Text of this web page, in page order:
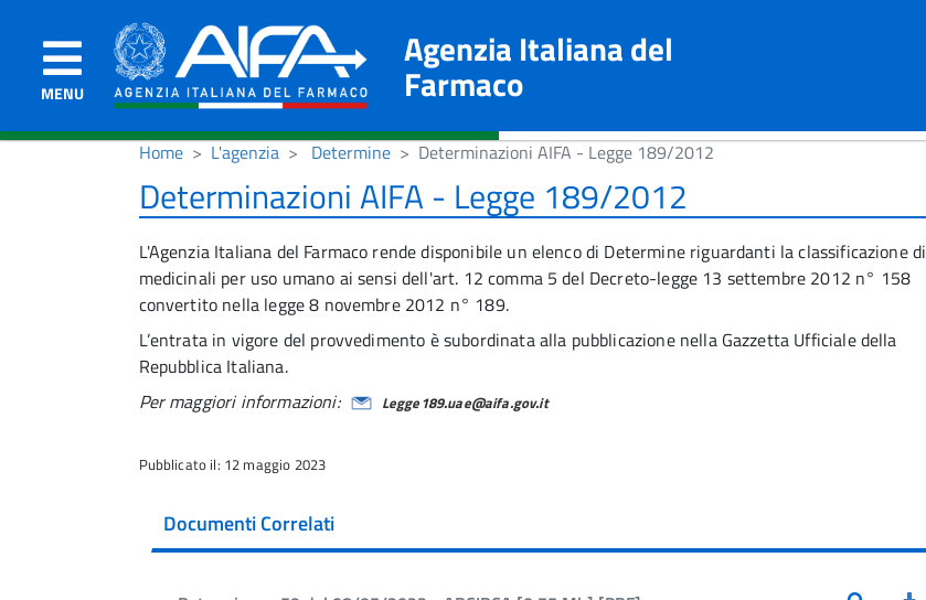
MENU
Agenzia Italiana del
Farmaco
Home L'agenzia Determine Determinazioni AIFA - Legge 189/2012
Determinazioni AIFA - Legge 189/2012
L'Agenzia Italiana del Farmaco rende disponibile un elenco di Determine riguardanti la classificazione di
medicinali per uso umano ai sensi dell'art. 12 comma 5 del Decreto-legge 13 settembre 2012 n° 158
convertito nella legge 8 novembre 2012 n° 189.
L’entrata in vigore del provvedimento è subordinata alla pubblicazione nella Gazzetta Ufficiale della
Repubblica Italiana.
Per maggiori informazioni:
Legge189.uae@aifa.gov.it
Pubblicato il: 12 maggio 2023
Documenti Correlati